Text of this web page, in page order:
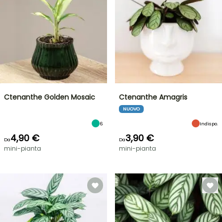
Ctenanthe Golden Mosaic
6
Da4,90 €
mini-pianta
Ctenanthe Amagris
NUOVO
Indispo.
Da3,90 €
mini-pianta